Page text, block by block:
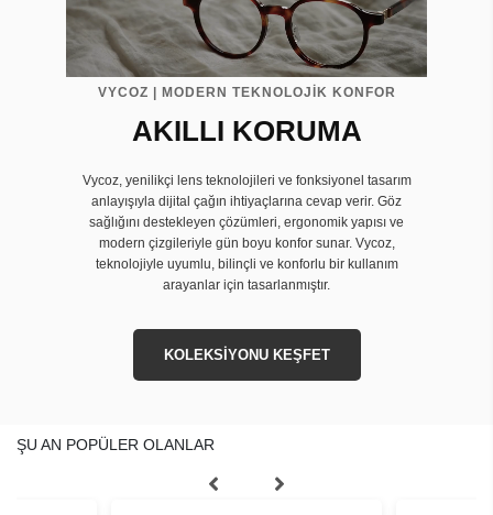
VYCOZ | MODERN TEKNOLOJİK KONFOR
AKILLI KORUMA
Vycoz, yenilikçi lens teknolojileri ve fonksiyonel tasarım
anlayışıyla dijital çağın ihtiyaçlarına cevap verir. Göz
sağlığını destekleyen çözümleri, ergonomik yapısı ve
modern çizgileriyle gün boyu konfor sunar. Vycoz,
teknolojiyle uyumlu, bilinçli ve konforlu bir kullanım
arayanlar için tasarlanmıştır.
KOLEKSİYONU KEŞFET
ŞU AN POPÜLER OLANLAR